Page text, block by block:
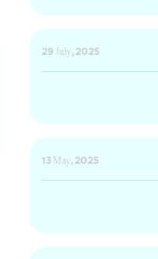
29 July, 2025
13 May, 2025